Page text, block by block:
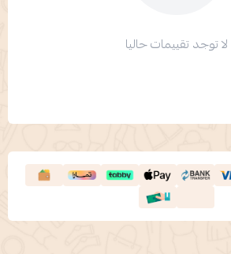
لا توجد تقييمات حاليا